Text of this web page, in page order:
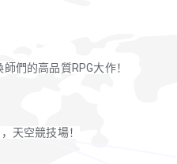
們的高品質RPG大作！
天空競技場！